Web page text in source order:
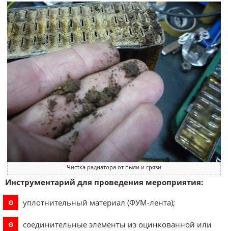
Чистка радиатора от пыли и грязи
Инструментарий для проведения мероприятия:
уплотнительный материал (ФУМ-лента);
соединительные элементы из оцинкованной или